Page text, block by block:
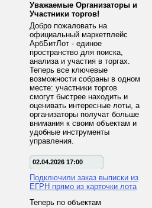
Уважаемые Организаторы и
Участники торгов!
Добро пожаловать на
официальный маркетплейс
АрбБитЛот - единое
пространство для поиска,
анализа и участия в торгах.
Теперь все ключевые
возможности собраны в одном
месте: участники торгов
смогут быстрее находить и
оценивать интересные лоты, а
организаторы получат больше
внимания к своим объектам и
удобные инструменты
управления.
02.04.2026 17:00
Подключили заказ выписки из
ЕГРН прямо из карточки лота
Теперь по объектам